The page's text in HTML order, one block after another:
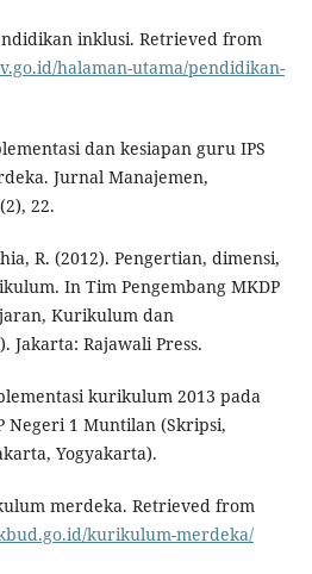
inklusi. Retrieved from
halaman-utama/pendidikan-
dan kesiapan guru IPS
Jurnal Manajemen,
22.
R. (2012). Pengertian, dimensi,
In Tim Pengembang MKDP
Kurikulum dan
Jakarta: Rajawali Press.
kurikulum 2013 pada
Negeri 1 Muntilan (Skripsi,
Yogyakarta).
merdeka. Retrieved from
kurikulum-merdeka/